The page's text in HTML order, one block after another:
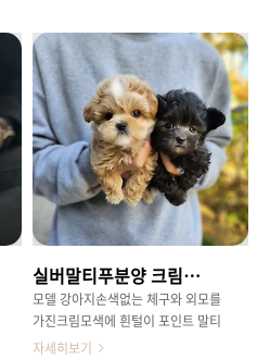
주님현재 1차접종 완료하고꼼지락
꼼지락 씩씩한 에너지 뽐내고 있어요
😋😊아직 모량이 덜 올라와서챡 붙
어있는 털이지만 ㅎㅎ 보름만 지나도
모량꽃이 활짝 피어난답니다 이목구
비가 뚜렷해서 넘 귀엽죠 ㅎㅎ은은한
크림&화이트 모색은 포근해보이는
비쥬얼 😊😁 핑크핑크 모유착색도
조금 남아있어서 코코낸내 아직 애기
임을 티내는 ㅎㅎㅎ 귀요미순둥한 외
모랑 다르게깨발랄한 성격지금도 슬
쩍 쳐다보면 혼자 깡총 뛰다가 누워
서 꼬물꼬물 😁😁 방문하시면바로
만나보실 수 있는연한 크림파티 말티
푸바닐라 공주 인사드립니닷
실버말티푸분양 크림말티푸분양 함께라서 더 귀여워요
모델 강아지손색없는 체구와 외모를
가진크림모색에 흰털이 포인트 말티
푸 쪼꼼이와실버말티푸 친구들 소개
자세히보기